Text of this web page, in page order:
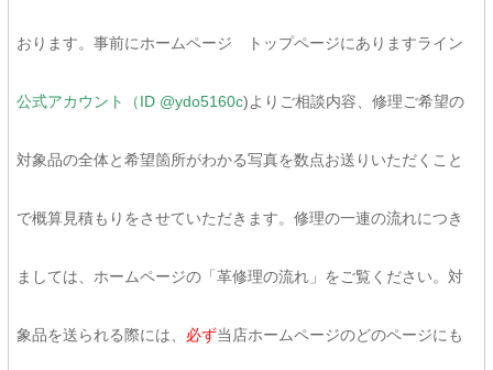
おります。事前にホームページ トップページにありますライン
公式アカウント（ID @ydo5160c)よりご相談内容、修理ご希望の
対象品の全体と希望箇所がわかる写真を数点お送りいただくこと
で概算見積もりをさせていただきます。修理の一連の流れにつき
ましては、ホームページの「革修理の流れ」をご覧ください。対
象品を送られる際には、 必ず当店ホームページのどのページにも